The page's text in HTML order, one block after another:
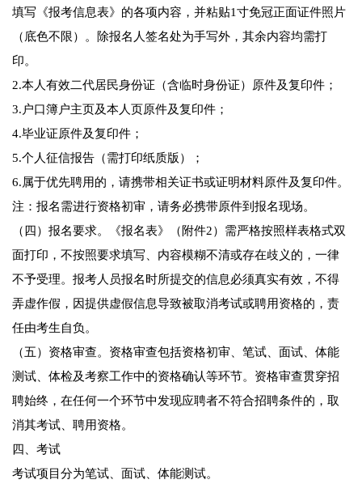
填写《报考信息表》的各项内容，并粘贴1寸免冠正面证件照片
（底色不限）。除报名人签名处为手写外，其余内容均需打
印。
2.本人有效二代居民身份证（含临时身份证）原件及复印件；
3.户口簿户主页及本人页原件及复印件；
4.毕业证原件及复印件；
5.个人征信报告（需打印纸质版）；
6.属于优先聘用的，请携带相关证书或证明材料原件及复印件。
注：报名需进行资格初审，请务必携带原件到报名现场。
（四）报名要求。《报名表》（附件2）需严格按照样表格式双
面打印，不按照要求填写、内容模糊不清或存在歧义的，一律
不予受理。报考人员报名时所提交的信息必须真实有效，不得
弄虚作假，因提供虚假信息导致被取消考试或聘用资格的，责
任由考生自负。
（五）资格审查。资格审查包括资格初审、笔试、面试、体能
测试、体检及考察工作中的资格确认等环节。资格审查贯穿招
聘始终，在任何一个环节中发现应聘者不符合招聘条件的，取
消其考试、聘用资格。
四、考试
考试项目分为笔试、面试、体能测试。